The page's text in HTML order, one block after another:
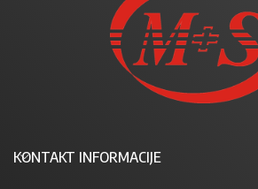
KONTAKT INFORMACIJE